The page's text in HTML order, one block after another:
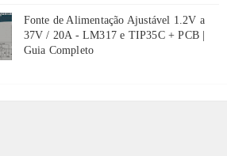
Fonte de Alimentação Ajustável 1.2V a
37V / 20A - LM317 e TIP35C + PCB |
Guia Completo